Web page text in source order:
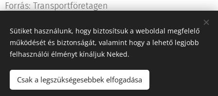
Forrás: Transportföretagen
Share
Sütiket használunk, hogy biztosítsuk a weboldal megfelelő
működését és biztonságát, valamint hogy a lehető legjobb
felhasználói élményt kínáljuk Neked.
Csak a legszükségesebbek elfogadása